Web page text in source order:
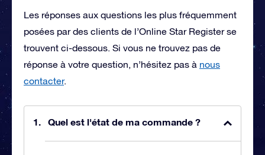
Les réponses aux questions les plus fréquemment
posées par des clients de l’Online Star Register se
trouvent ci-dessous. Si vous ne trouvez pas de
réponse à votre question, n’hésitez pas à nous
contacter.
Quel est l'état de ma commande ?